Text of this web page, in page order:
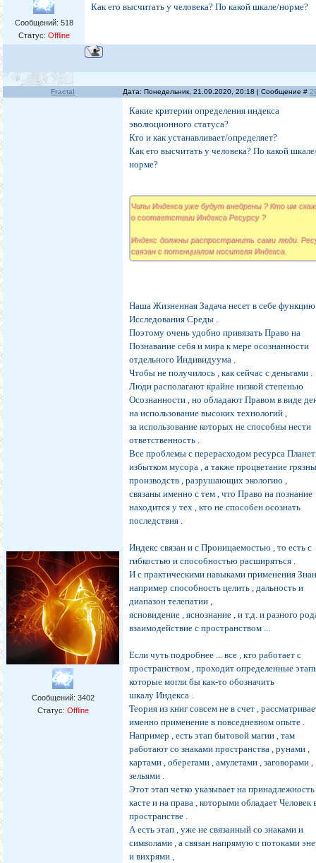
Сообщений: 518
Статус: Offline
Как его высчитать у человека? По какой шкале/норме?
Fractal Дата: Понедельник, 21.09.2020, 20:18 | Сообщение #
Сообщений: 3402
Статус: Offline
Какие критерии определения индекса
эволюционного статуса?
Кто и как устанавливает/определяет?
Как его высчитать у человека? По какой
норме?
Чипы Индекса уже будут внедрены ? Кто им
о соответствии Индекса Ресурсу ?
Индекс должны распространить сами люди.
связан с потенциалом носителя Индекса.
Наша Жизненная Задача несет в себе функцию
Исследования Среды .
Поэтому очень удобно привязать Право на
Познавание себя и мира к мере осознанности
отдельного Индивидуума .
Чтобы не получилось , как сейчас с деньгами .
Люди располагают крайне низкой степенью
Осознанности , но обладают Правом в виде
на использование высоких технологий ,
за использование которых не способны нести
ответственность .
Все проблемы с перерасходом ресурса
избытком мусора , а также процветание
производств , разрушающих экологию ,
связаны именно с тем , что Право на познание
находится у тех , кто не способен осознать
последствия .
Индекс связан и с Проницаемостью , то есть с
гибкостью и способностью расширяться .
И с практическими навыками применения
например способность целить , дальность и
диапазон телепатии ,
ясновидение , яснознание , и т.д. и разного
взаимодействие с пространством ...
Если чуть подробнее ... все , кто работает с
пространством , проходит определенные
которые могли бы как-то обозначить
шкалу Индекса .
Теория из книг совсем не в счет ,
именно применение в повседневном опыте .
Например , есть этап бытовой магии , там
работают со знаками пространства , рунами ,
картами , оберегами , амулетами , заговорами ,
зельями .
Этот этап четко указывает на принадлежность
касте и на права , которыми обладает Человек
пространстве .
А есть этап , уже не связанный со знаками и
символами , а связан напрямую с потоками
и вихрями ,